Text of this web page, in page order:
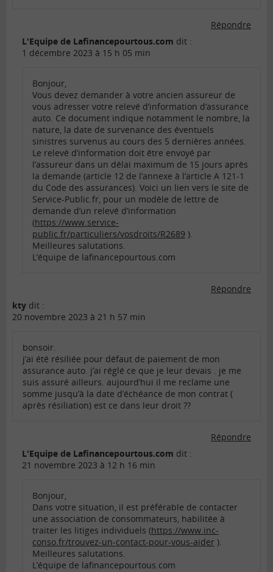
Répondre
L'Equipe de Lafinancepourtous.com dit :
1 décembre 2023 à 15 h 05 min
Bonjour,
Vous devez demander à votre ancien assureur de
vous adresser votre relevé d’information d’assurance
auto. Ce document indique notamment le nombre, la
nature, la date de survenance des éventuels
sinistres survenus au cours des 5 dernières années.
Le relevé d’information doit être envoyé par
l’assureur dans un délai maximum de 15 jours après
la demande (article 12 de l’annexe à l’article A 121-1
du Code des assurances). Voici un lien vers le site de
Service-Public.fr, pour un modèle de lettre de
demande d’un relevé d’information
(https://www.service-
public.fr/particuliers/vosdroits/R2689 ).
Meilleures salutations.
L’équipe de lafinancepourtous.com
Répondre
kty dit :
20 novembre 2023 à 21 h 57 min
bonsoir.
j’ai été résiliée pour défaut de paiement de mon
assurance auto. j’ai réglé ce que je leur devais . je me
suis assuré ailleurs. aujourd’hui il me reclame une
somme jusqu’à la date d’échéance de mon contrat (
après résiliation) est ce dans leur droit ??
Répondre
L'Equipe de Lafinancepourtous.com dit :
21 novembre 2023 à 12 h 16 min
Bonjour,
Dans votre situation, il est préférable de contacter
une association de consommateurs, habilitée à
traiter les litiges individuels (https://www.inc-
conso.fr/trouvez-un-contact-pour-vous-aider ).
Meilleures salutations.
L’équipe de lafinancepourtous.com